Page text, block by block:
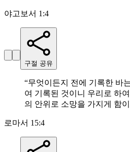
야고보서 1:4
구절 공유
“무엇이든지 전에 기록한 바
여 기록된 것이니 우리로 하
의 안위로 소망을 가지게 함
로마서 15:4